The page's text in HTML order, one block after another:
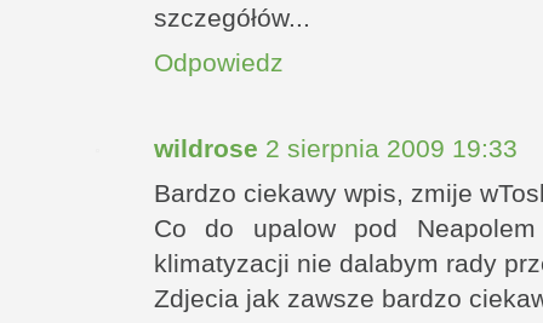
szczegółów...
Odpowiedz
wildrose 2 sierpnia 2009 19:33
Bardzo ciekawy wpis, zmije
Co do upalow pod
klimatyzacji nie dalabym rady
Zdjecia jak zawsze bardzo